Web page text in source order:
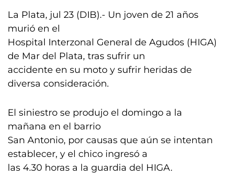
La Plata, jul 23 (DIB).- Un joven de 21 años
murió en el
Hospital Interzonal General de Agudos (HIGA)
de Mar del Plata, tras sufrir un
accidente en su moto y sufrir heridas de
diversa consideración.
El siniestro se produjo el domingo a la
mañana en el barrio
San Antonio, por causas que aún se intentan
establecer, y el chico ingresó a
las 4.30 horas a la guardia del HIGA.